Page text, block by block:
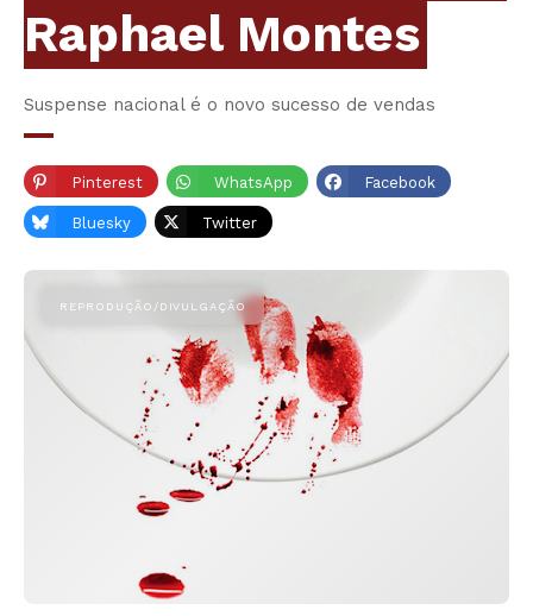
Raphael Montes
Suspense nacional é o novo sucesso de vendas
Pinterest WhatsApp Facebook
Bluesky Twitter